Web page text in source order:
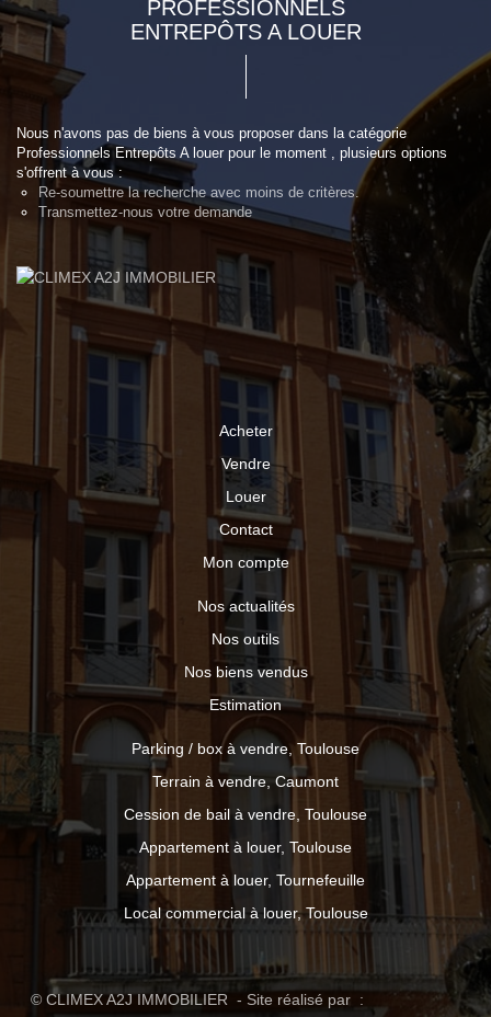
PROFESSIONNELS
ENTREPÔTS A LOUER
Nous n'avons pas de biens à vous proposer dans la catégorie
Professionnels Entrepôts A louer pour le moment , plusieurs options
s'offrent à vous :
Re-soumettre la recherche avec moins de critères.
Transmettez-nous votre demande
Acheter
Vendre
Louer
Contact
Mon compte
Nos actualités
Nos outils
Nos biens vendus
Estimation
Parking / box à vendre, Toulouse
Terrain à vendre, Caumont
Cession de bail à vendre, Toulouse
Appartement à louer, Toulouse
Appartement à louer, Tournefeuille
Local commercial à louer, Toulouse
© CLIMEX A2J IMMOBILIER - Site réalisé par :